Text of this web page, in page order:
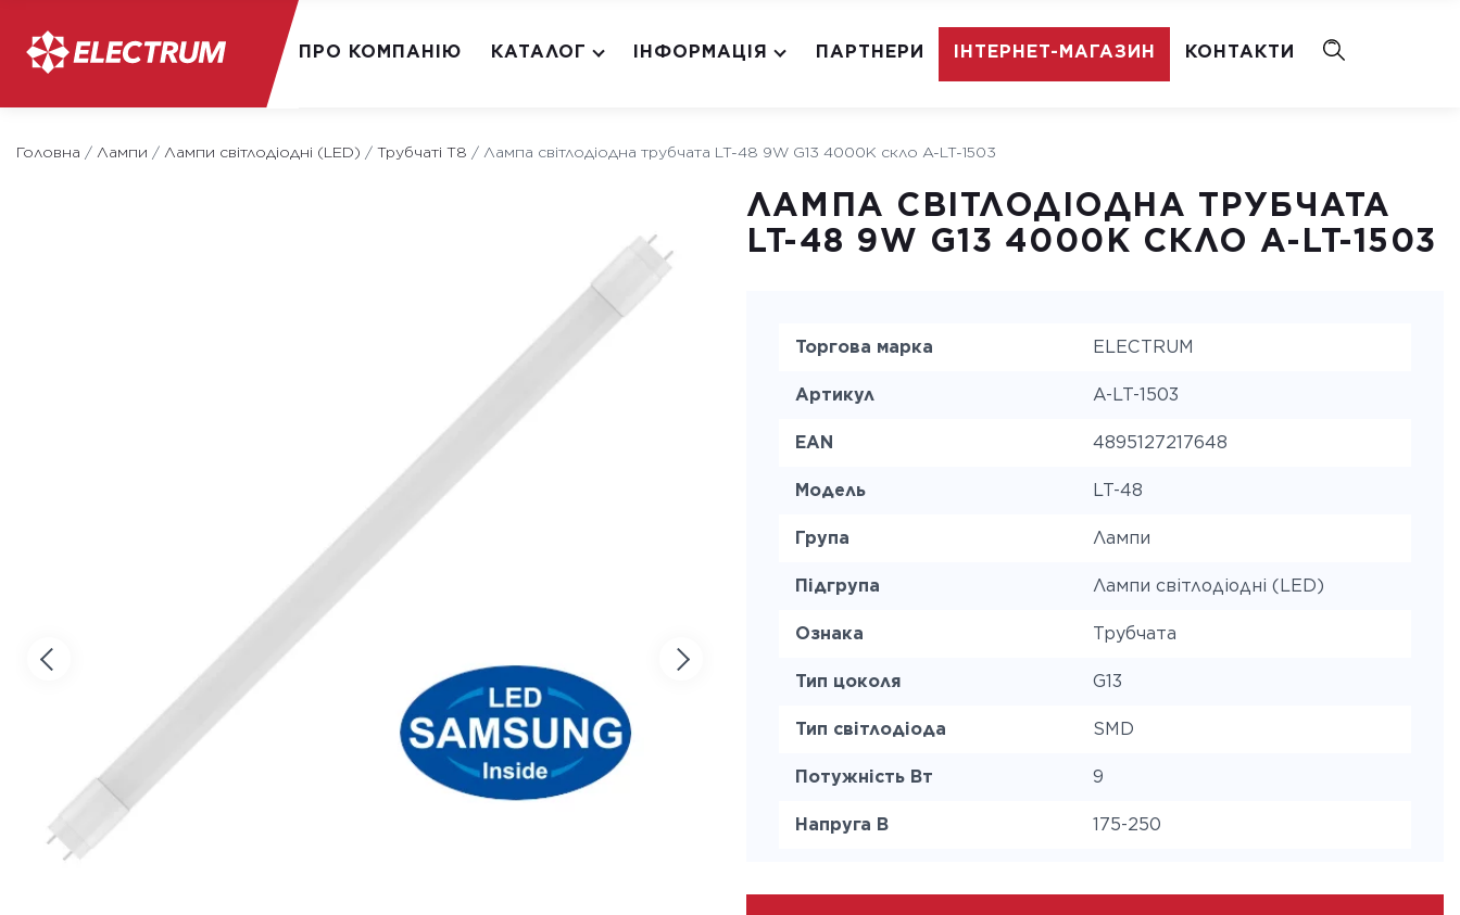
to
ПРО КОМПАНІЮ КАТАЛОГ ІНФОРМАЦІЯ ПАРТНЕРИ ІНТЕРНЕТ-МАГАЗИН КОНТАКТИ
Головна / Лампи / Лампи світлодіодні (LED) / Трубчаті Т8 / Лампа світлодіодна трубчата LT-48 9W G13 4000K скло A-LT-1503
ЛАМПА СВІТЛОДІОДНА ТРУБЧАТА
LT-48 9W G13 4000K СКЛО A-LT-1503
Торгова марка ELECTRUM
Артикул A-LT-1503
EAN 4895127217648
Модель LT-48
Група Лампи
Підгрупа Лампи світлодіодні (LED)
Ознака Трубчата
Тип цоколя G13
Тип світлодіода SMD
Потужність Вт 9
Напруга В 175-250